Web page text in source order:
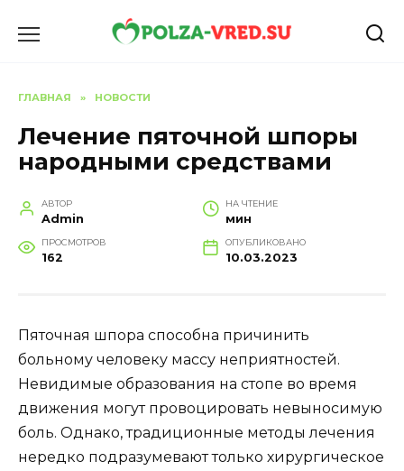
ГЛАВНАЯ » НОВОСТИ
Лечение пяточной шпоры
народными средствами
АВТОР
Admin
НА ЧТЕНИЕ
мин
ПРОСМОТРОВ
162
ОПУБЛИКОВАНО
10.03.2023
Пяточная шпора способна причинить
больному человеку массу неприятностей.
Невидимые образования на стопе во время
движения могут провоцировать невыносимую
боль. Однако, традиционные методы лечения
нередко подразумевают только хирургическое